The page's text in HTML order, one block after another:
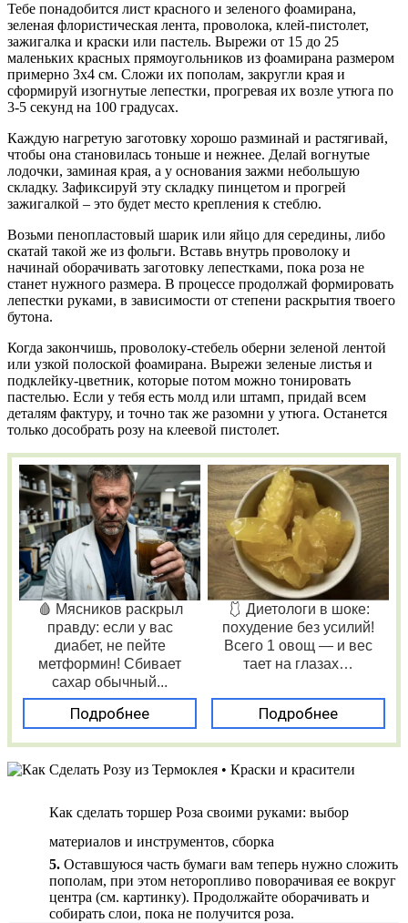
Тебе понадобится лист красного и зеленого фоамирана,
зеленая флористическая лента, проволока, клей-пистолет,
зажигалка и краски или пастель. Вырежи от 15 до 25
маленьких красных прямоугольников из фоамирана размером
примерно 3х4 см. Сложи их пополам, закругли края и
сформируй изогнутые лепестки, прогревая их возле утюга по
3-5 секунд на 100 градусах.
Каждую нагретую заготовку хорошо разминай и растягивай,
чтобы она становилась тоньше и нежнее. Делай вогнутые
лодочки, заминая края, а у основания зажми небольшую
складку. Зафиксируй эту складку пинцетом и прогрей
зажигалкой – это будет место крепления к стеблю.
Возьми пенопластовый шарик или яйцо для середины, либо
скатай такой же из фольги. Вставь внутрь проволоку и
начинай оборачивать заготовку лепестками, пока роза не
станет нужного размера. В процессе продолжай формировать
лепестки руками, в зависимости от степени раскрытия твоего
бутона.
Когда закончишь, проволоку-стебель оберни зеленой лентой
или узкой полоской фоамирана. Вырежи зеленые листья и
подклейку-цветник, которые потом можно тонировать
пастелью. Если у тебя есть молд или штамп, придай всем
деталям фактуру, и точно так же разомни у утюга. Останется
только дособрать розу на клеевой пистолет.
🩸 Мясников раскрыл
правду: если у вас
диабет, не пейте
метформин! Сбивает
сахар обычный...
Подробнее
🩱 Диетологи в шоке:
похудение без усилий!
Всего 1 овощ — и вес
тает на глазах…
Подробнее
Как сделать торшер Роза своими руками: выбор
материалов и инструментов, сборка
5. Оставшуюся часть бумаги вам теперь нужно сложить
пополам, при этом неторопливо поворачивая ее вокруг
центра (см. картинку). Продолжайте оборачивать и
собирать слои, пока не получится роза.